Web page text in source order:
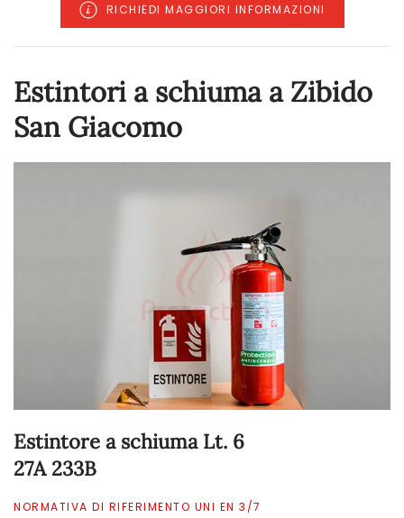
RICHIEDI MAGGIORI INFORMAZIONI
Estintori a schiuma a Zibido
San Giacomo
Estintore a schiuma Lt. 6
27A 233B
NORMATIVA DI RIFERIMENTO UNI EN 3/7